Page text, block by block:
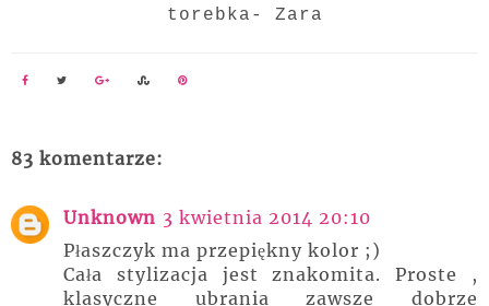
torebka- Zara
83 komentarze:
Unknown 3 kwietnia 2014 20:10
Płaszczyk ma przepiękny kolor ;)
Cała stylizacja jest znakomita. Proste ,
klasyczne ubrania zawsze dobrze